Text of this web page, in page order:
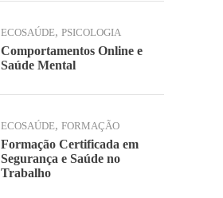
ECOSAÚDE, PSICOLOGIA
Comportamentos Online e
Saúde Mental
ECOSAÚDE, FORMAÇÃO
Formação Certificada em
Segurança e Saúde no
Trabalho